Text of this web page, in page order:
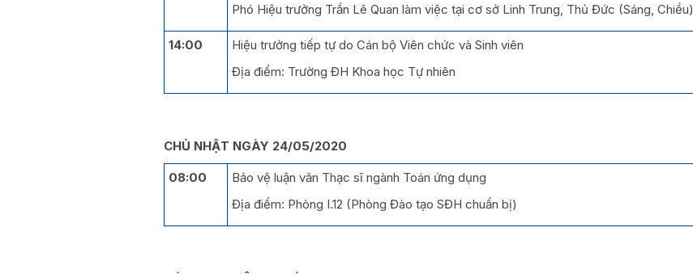
Phó Hiệu trưởng Trần Lê Quan làm việc tại cơ sở Linh Trung, Thủ Đức (Sáng, Chiều)
14:00
Hiệu trưởng tiếp tự do Cán bộ Viên chức và Sinh viên
Địa điểm: Trường ĐH Khoa học Tự nhiên
CHỦ NHẬT NGÀY 24/05/2020
08:00
Bảo vệ luận văn Thạc sĩ ngành Toán ứng dụng
Địa điểm: Phòng I.12 (Phòng Đào tạo SĐH chuẩn bị)